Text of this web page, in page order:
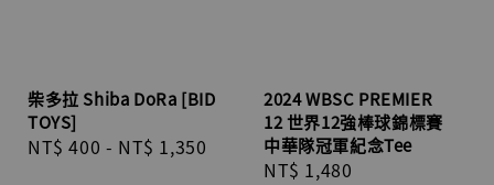
柴多拉 Shiba DoRa [BID
TOYS]
Regular
NT$ 400 - NT$ 1,350
2024 WBSC PREMIER
12 世界12強棒球錦標賽
中華隊冠軍紀念Tee
Regular
NT$ 1,480